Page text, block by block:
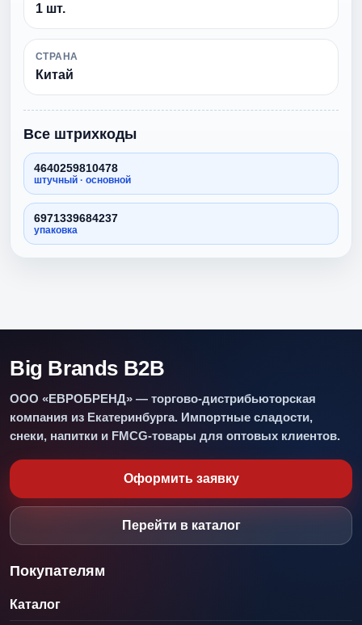
1 шт.
СТРАНА
Китай
Все штрихкоды
4640259810478
штучный · основной
6971339684237
упаковка
Big Brands B2B
ООО «ЕВРОБРЕНД» — торгово-дистрибьюторская
компания из Екатеринбурга. Импортные сладости,
снеки, напитки и FMCG-товары для оптовых клиентов.
Оформить заявку
Перейти в каталог
Покупателям
Каталог